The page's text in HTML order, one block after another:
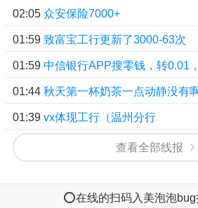
02:05 众安保险7000+
01:59 致富宝工行更新了3000-63次
01:59 中信银行APP搜零钱，转0.01
01:44 秋天第一杯奶茶一点动静没有
01:39 vx体现工行（温州分行
查看全部线报
⭕️在线的扫码入美泡泡